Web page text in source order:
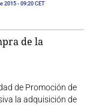
2015- 09:20 CET
de la
de Promoción de
la adquisición de